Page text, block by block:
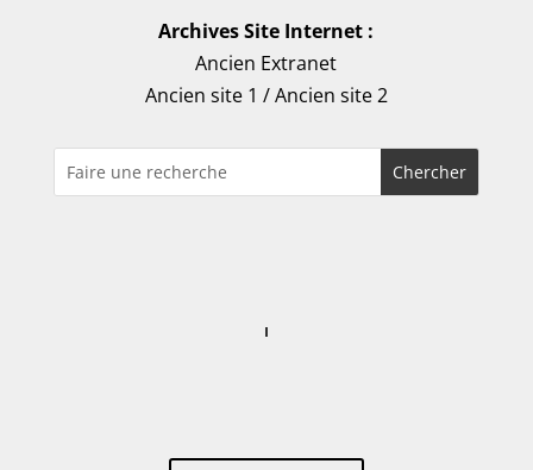
Archives Site Internet :
Ancien Extranet
Ancien site 1 /Ancien site 2